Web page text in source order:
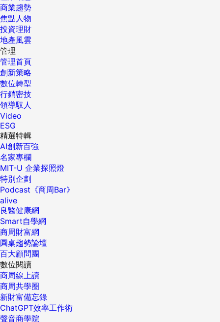
商業趨勢
焦點人物
投資理財
地產風雲
管理
管理首頁
創新策略
數位轉型
行銷密技
領導馭人
Video
ESG
精選特輯
AI創新百強
名家專欄
MIT-U 企業探照燈
特別企劃
Podcast《商周Bar》
alive
良醫健康網
Smart自學網
商周財富網
圓桌趨勢論壇
百大顧問團
數位閱讀
商周線上讀
商周共學圈
新財富備忘錄
ChatGPT效率工作術
聲音商學院